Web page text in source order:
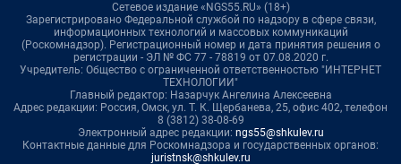
Сетевое издание «NGS55.RU» (18+)
Зарегистрировано Федеральной службой по надзору в сфере связи,
информационных технологий и массовых коммуникаций
(Роскомнадзор). Регистрационный номер и дата принятия решения о
регистрации - ЭЛ № ФС 77 - 78819 от 07.08.2020 г.
Учредитель: Общество с ограниченной ответственностью "ИНТЕРНЕТ
ТЕХНОЛОГИИ"
Главный редактор: Назарчук Ангелина Алексеевна
Адрес редакции: Россия, Омск, ул. Т. К. Щербанева, 25, офис 402, телефон
8 (3812) 38-08-69
Электронный адрес редакции: ngs55@shkulev.ru
Контактные данные для Роскомнадзора и государственных органов:
juristnsk@shkulev.ru